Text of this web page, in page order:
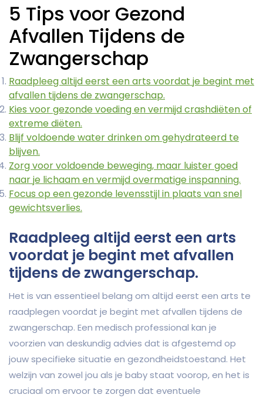
5 Tips voor Gezond
Afvallen Tijdens de
Zwangerschap
Raadpleeg altijd eerst een arts voordat je begint met
afvallen tijdens de zwangerschap.
Kies voor gezonde voeding en vermijd crashdiëten of
extreme diëten.
Blijf voldoende water drinken om gehydrateerd te
blijven.
Zorg voor voldoende beweging, maar luister goed
naar je lichaam en vermijd overmatige inspanning.
Focus op een gezonde levensstijl in plaats van snel
gewichtsverlies.
Raadpleeg altijd eerst een arts
voordat je begint met afvallen
tijdens de zwangerschap.
Het is van essentieel belang om altijd eerst een arts te
raadplegen voordat je begint met afvallen tijdens de
zwangerschap. Een medisch professional kan je
voorzien van deskundig advies dat is afgestemd op
jouw specifieke situatie en gezondheidstoestand. Het
welzijn van zowel jou als je baby staat voorop, en het is
cruciaal om ervoor te zorgen dat eventuele